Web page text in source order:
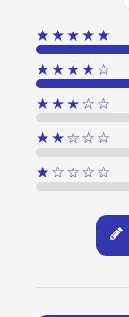
★★★★★
★★★★☆
★★★☆☆
★★☆☆☆
★☆☆☆☆